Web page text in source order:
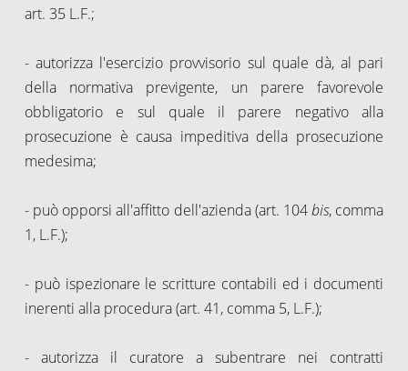
art. 35 L.F.;
- autorizza l'esercizio provvisorio sul quale dà, al pari
della normativa previgente, un parere favorevole
obbligatorio e sul quale il parere negativo alla
prosecuzione è causa impeditiva della prosecuzione
medesima;
- può opporsi all'affitto dell'azienda (art. 104bis, comma
1, L.F.);
- può ispezionare le scritture contabili ed i documenti
inerenti alla procedura (art. 41, comma 5, L.F.);
- autorizza il curatore a subentrare nei contratti